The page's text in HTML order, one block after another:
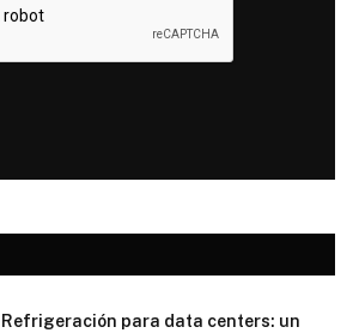
Refrigeración para data centers: un